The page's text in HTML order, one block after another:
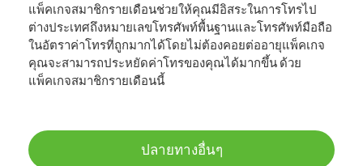
แพ็คเกจสมาชิกรายเดือนช่วยให้คุณมีอิสระในการโทรไป
ต่างประเทศถึงหมายเลขโทรศัพท์พื้นฐานและโทรศัพท์มือถือ
ในอัตราค่าโทรที่ถูกมากได้โดยไม่ต้องคอยต่ออายุแพ็คเกจ
คุณจะสามารถประหยัดค่าโทรของคุณได้มากขึ้น ด้วย
แพ็คเกจสมาชิกรายเดือนนี้
ปลายทางอื่นๆ